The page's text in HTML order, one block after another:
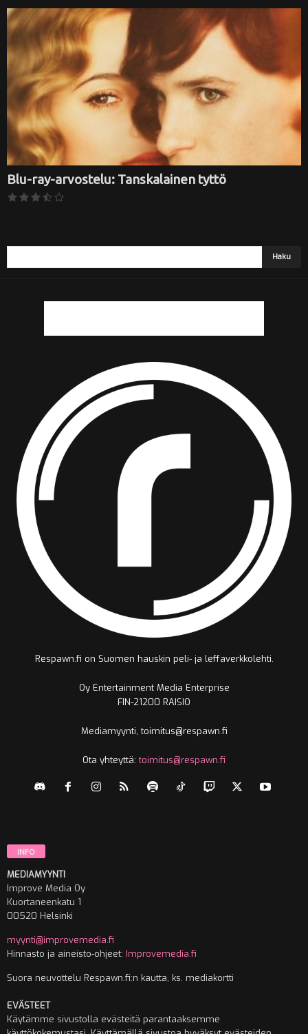
Blu-ray-arvostelu: Tanskalainen tyttö
Respawn.fi on Suomen hauskin peli- ja leffaverkkolehti.
Oy Entertainment Media Enterprise
FIN-21200 RAISIO
Mediamyynti, toimitus@respawn.fi
Ota yhteyttä:toimitus@respawn.fi
INFO
MEDIAMYYNTI
Improve Media Oy
Kuortaneenkatu 1
00520 Helsinki
myynti@improvemedia.fi
Hinnasto ja aineisto-ohjeet: Improvemedia.fi
Suora neuvottelu Respawn.fi:n kautta, ks. mediakortti
EVÄSTEET
Käytämme sivustolla evästeitä parantaaksemme